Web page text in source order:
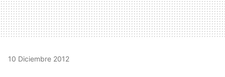
10 Diciembre 2012